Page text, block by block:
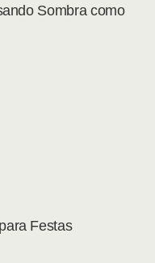
Sombra como
Festas